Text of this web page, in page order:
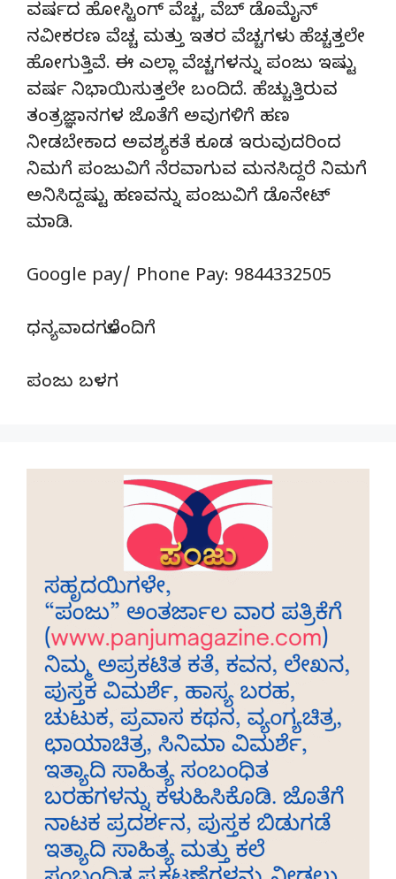
ವರ್ಷದ ಹೋಸ್ಟಿಂಗ್‌ ವೆಚ್ಚ, ವೆಬ್‌ ಡೊಮೈನ್‌
ನವೀಕರಣ ವೆಚ್ಚ ಮತ್ತು ಇತರ ವೆಚ್ಚಗಳು ಹೆಚ್ಚತ್ತಲೇ
ಹೋಗುತ್ತಿವೆ. ಈ ಎಲ್ಲಾ ವೆಚ್ಚಗಳನ್ನು ಪಂಜು ಇಷ್ಟು
ವರ್ಷ ನಿಭಾಯಿಸುತ್ತಲೇ ಬಂದಿದೆ. ಹೆಚ್ಚುತ್ತಿರುವ
ತಂತ್ರಜ್ಞಾನಗಳ ಜೊತೆಗೆ ಅವುಗಳಿಗೆ ಹಣ
ನೀಡಬೇಕಾದ ಅವಶ್ಯಕತೆ ಕೂಡ ಇರುವುದರಿಂದ
ನಿಮಗೆ ಪಂಜುವಿಗೆ ನೆರವಾಗುವ ಮನಸಿದ್ದರೆ ನಿಮಗೆ
ಅನಿಸಿದ್ದಷ್ಟು ಹಣವನ್ನು ಪಂಜುವಿಗೆ ಡೊನೇಟ್‌
ಮಾಡಿ.
Google pay/ Phone Pay: 9844332505
ಧನ್ಯವಾದಗಳೊಂದಿಗೆ
ಪಂಜು ಬಳಗ